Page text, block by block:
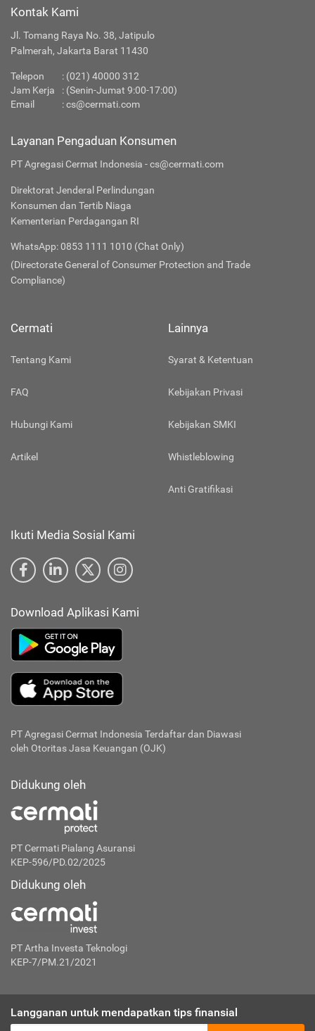
Kontak Kami
Jl. Tomang Raya No. 38, Jatipulo
Palmerah, Jakarta Barat 11430
Telepon : (021) 40000 312
Jam Kerja
: (Senin-Jumat 9:00-17:00)
Email
:cs@cermati.com
Layanan Pengaduan Konsumen
PT Agregasi Cermat Indonesia - cs@cermati.com
Direktorat Jenderal Perlindungan
Konsumen dan Tertib Niaga
Kementerian Perdagangan RI
WhatsApp: 0853 1111 1010 (Chat Only)
(Directorate General of Consumer Protection and Trade
Compliance)
Cermati
Tentang Kami
FAQ
Hubungi Kami
Artikel
Lainnya
Syarat & Ketentuan
Kebijakan Privasi
Kebijakan SMKI
Whistleblowing
Anti Gratifikasi
Ikuti Media Sosial Kami
Download Aplikasi Kami
PT Agregasi Cermat Indonesia Terdaftar dan Diawasi
oleh Otoritas Jasa Keuangan (OJK)
Didukung oleh
PT Cermati Pialang Asuransi
KEP-596/PD.02/2025
Didukung oleh
PT Artha Investa Teknologi
KEP-7/PM.21/2021
Langganan untuk mendapatkan tips finansial